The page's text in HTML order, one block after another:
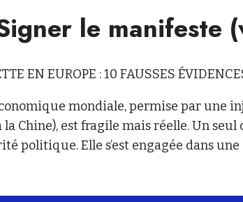
le manifeste
EN EUROPE : 10 FAUSSES
mondiale, permise par une
Chine), est fragile mais réelle. Un
politique. Elle s’est engagée dans